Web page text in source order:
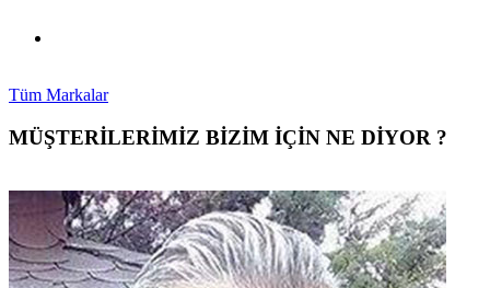
Tüm Markalar
MÜŞTERİLERİMİZ BİZİM İÇİN NE DİYOR ?